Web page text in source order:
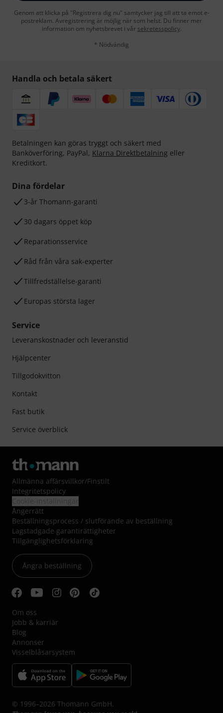
Genom att klicka på "Registrera dig nu" samtycker jag till att ta emot e-
postreklam. Avregistrering är möjlig när som helst. Du finner mer
information om nyhetsbrevet i vår sekretesspolicy.
* Nödvändig
Handla och betala säkert
Betalningen kan göras tryggt och säkert med
Banköverföring, PayPal, Klarna Direktbetalning eller
Kreditkort.
Dina fördelar
3-år Thomann-garanti
30 dagars öppet köp
Reparationsservice
Råd från våra sak-experter
Tillfredställelse-garanti
Europas största lager
Service
Leveranskostnader och leveranstid
Hjälpcenter
Tillgodokvitton
Kontakt
Fast butik
Service överblick
Allmänna affärsvillkor/Finstilt
Integritetspolicy
Ångerrätt
Beställningsprocess / slutförande av beställning
Lagstadgade garantirättigheter
Tillgänglighetsförklaring
Ångra beställning
Om oss
Jobb & karriär
Blog
Annonser
Visselblåsarsystem
© 1996–2026 Thomann GmbH.